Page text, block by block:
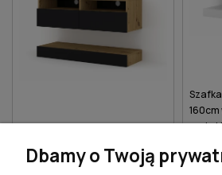
Szafka RTV nowoczesna DUO
160cm
mat -
Dbamy o Twoją